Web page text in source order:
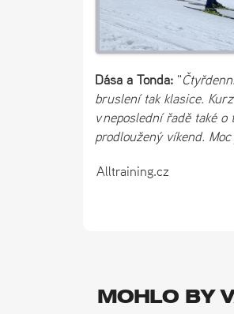
Dáša a Tonda:"
bruslení tak klasice.
v neposlední řadě také
prodloužený víkend.
Alltraining.cz
MOHLO BY